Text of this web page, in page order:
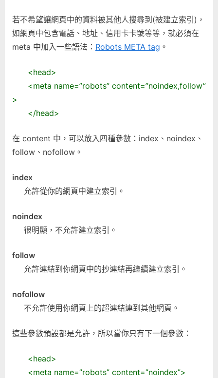
若不希望讓網頁中的資料被其他人搜尋到(被建立索引)，
如網頁中包含電話、地址、信用卡卡號等等，就必須在
meta 中加入一些語法： Robots META tag 。
<head>
<meta name=”robots” content=”noindex,follow”
>
</head>
在 content 中，可以放入四種參數：index、noindex、
follow、nofollow。
index
允許從你的網頁中建立索引。
noindex
很明顯，不允許建立索引。
follow
允許連結到你網頁中的抄連結再繼續建立索引。
nofollow
不允許使用你網頁上的超連結連到其他網頁。
這些參數預設都是允許，所以當你只有下一個參數：
<head>
<meta name=”robots” content=”noindex”>